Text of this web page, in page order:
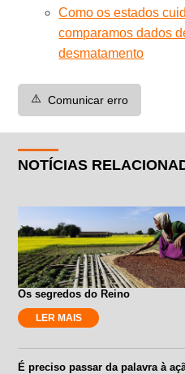
Como os estados
comparamos dados
desmatamento
⚠️ Comunicar erro
NOTÍCIAS
Os segredos do Reino
LER MAIS
É preciso passar da palavra à